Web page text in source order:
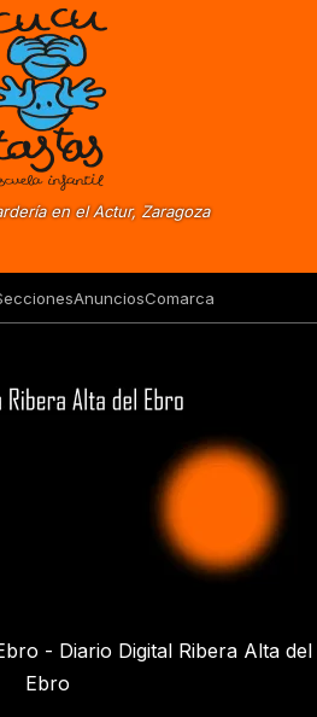
en el Actur, Zaragoza
AnunciosComarca
- Diario Digital Ribera Alta del
Ebro